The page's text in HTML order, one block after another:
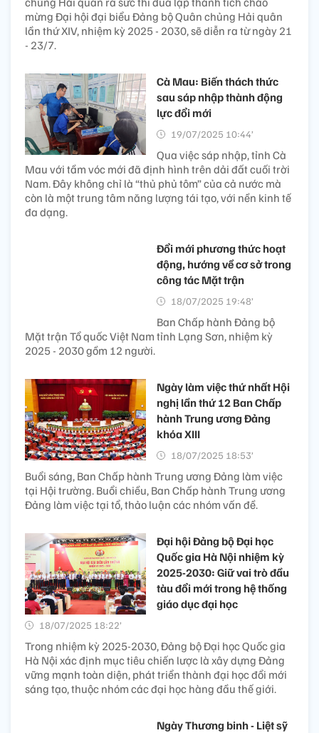
mừng Đại hội đại biểu Đảng bộ Quân chủng Hải quân
lần thứ XIV, nhiệm kỳ 2025 - 2030, sẽ diễn ra từ ngày 21
- 23/7.
Cà Mau: Biến thách thức
sau sáp nhập thành động
lực đổi mới
19/07/2025 10:44’
Qua việc sáp nhập, tỉnh Cà
Mau với tầm vóc mới đã định hình trên dải đất cuối trời
Nam. Đây không chỉ là “thủ phủ tôm” của cả nước mà
còn là một trung tâm năng lượng tái tạo, với nền kinh tế
đa dạng.
Đổi mới phương thức hoạt
động, hướng về cơ sở trong
công tác Mặt trận
18/07/2025 19:48’
Ban Chấp hành Đảng bộ
Mặt trận Tổ quốc Việt Nam tỉnh Lạng Sơn, nhiệm kỳ
2025 - 2030 gồm 12 người.
Ngày làm việc thứ nhất Hội
nghị lần thứ 12 Ban Chấp
hành Trung ương Đảng
khóa XIII
18/07/2025 18:53’
Buổi sáng, Ban Chấp hành Trung ương Đảng làm việc
tại Hội trường. Buổi chiều, Ban Chấp hành Trung ương
Đảng làm việc tại tổ, thảo luận các nhóm vấn đề.
Đại hội Đảng bộ Đại học
Quốc gia Hà Nội nhiệm kỳ
2025-2030: Giữ vai trò đầu
tàu đổi mới trong hệ thống
giáo dục đại học
18/07/2025 18:22’
Trong nhiệm kỳ 2025-2030, Đảng bộ Đại học Quốc gia
Hà Nội xác định mục tiêu chiến lược là xây dựng Đảng
vững mạnh toàn diện, phát triển thành đại học đổi mới
sáng tạo, thuộc nhóm các đại học hàng đầu thế giới.
Ngày Thương binh - Liệt sỹ